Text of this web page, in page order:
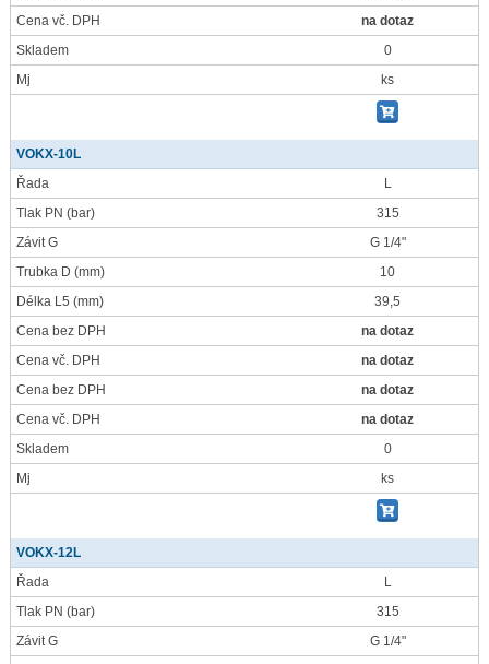
Cena vč. DPH
na dotaz
Skladem
0
Mj
ks
VOKX-10L
Řada
L
Tlak PN (bar)
315
Závit G
G 1/4"
Trubka D (mm)
10
Délka L5 (mm)
39,5
Cena bez DPH
na dotaz
Cena vč. DPH
na dotaz
Cena bez DPH
na dotaz
Cena vč. DPH
na dotaz
Skladem
0
Mj
ks
VOKX-12L
Řada
L
Tlak PN (bar)
315
Závit G
G 1/4"